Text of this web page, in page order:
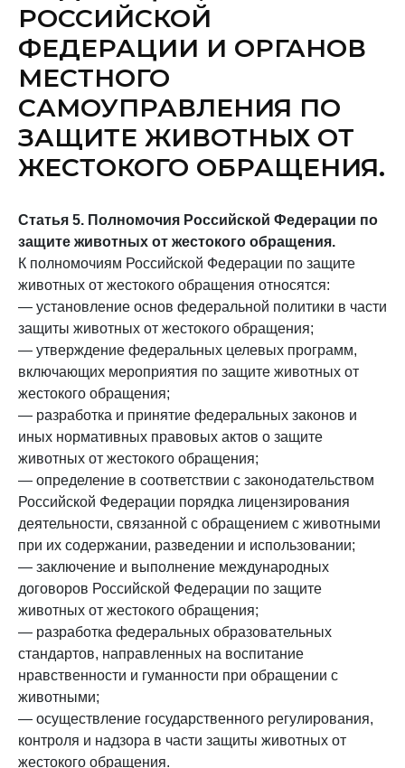
РОССИЙСКОЙ
ФЕДЕРАЦИИ И ОРГАНОВ
МЕСТНОГО
САМОУПРАВЛЕНИЯ ПО
ЗАЩИТЕ ЖИВОТНЫХ ОТ
ЖЕСТОКОГО ОБРАЩЕНИЯ.
Статья 5. Полномочия Российской Федерации по
защите животных от жестокого обращения.
К полномочиям Российской Федерации по защите
животных от жестокого обращения относятся:
— установление основ федеральной политики в части
защиты животных от жестокого обращения;
— утверждение федеральных целевых программ,
включающих мероприятия по защите животных от
жестокого обращения;
— разработка и принятие федеральных законов и
иных нормативных правовых актов о защите
животных от жестокого обращения;
— определение в соответствии с законодательством
Российской Федерации порядка лицензирования
деятельности, связанной с обращением с животными
при их содержании, разведении и использовании;
— заключение и выполнение международных
договоров Российской Федерации по защите
животных от жестокого обращения;
— разработка федеральных образовательных
стандартов, направленных на воспитание
нравственности и гуманности при обращении с
животными;
— осуществление государственного регулирования,
контроля и надзора в части защиты животных от
жестокого обращения.